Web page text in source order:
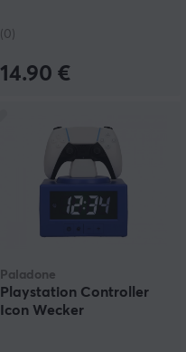
(0)
14.90 €
Paladone
Playstation Controller
Icon Wecker